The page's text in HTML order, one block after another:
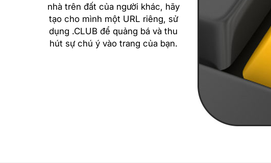
nhà trên đất của người khác, hãy
tạo cho mình một URL riêng, sử
dụng .CLUB để quảng bá và thu
hút sự chú ý vào trang của bạn.